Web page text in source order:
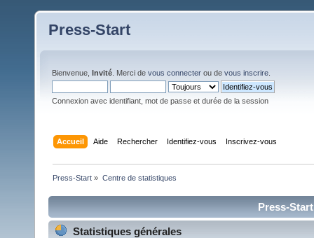
Press-Start
Bienvenue, Invité . Merci de vous connecter ou de vous inscrire
Connexion avec identifiant, mot de passe et durée de la session
Accueil Aide Rechercher Identifiez-vous Inscrivez-vous
Press-Start » Centre de statistiques
Press-
Statistiques générales